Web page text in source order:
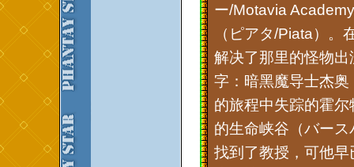
ー/Motavia
（ピアタ/Piata）
解决了那里的怪物
字：暗黑魔导士杰
的旅程中失踪的霍
的生命峡谷（バー
找到了教授，可他